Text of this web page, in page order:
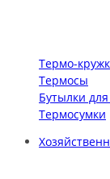
Термо-
Термосы
Бутылки
Термосумки